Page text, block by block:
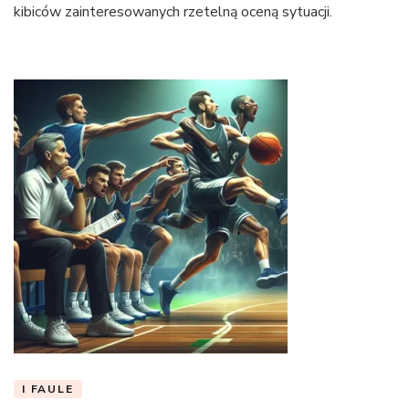
kibiców zainteresowanych rzetelną oceną sytuacji.
I FAULE